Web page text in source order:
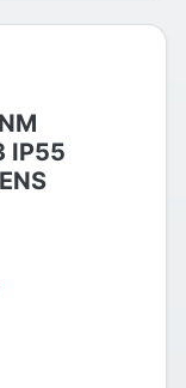
IP55